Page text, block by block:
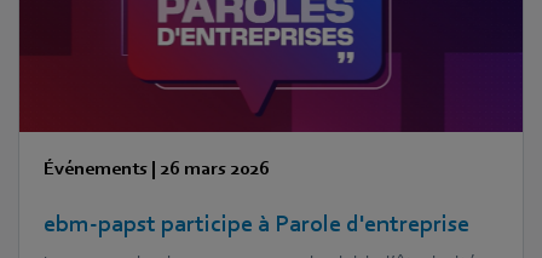
Événements 26 mars 2026
ebm‑papst participe à Parole d'entreprise